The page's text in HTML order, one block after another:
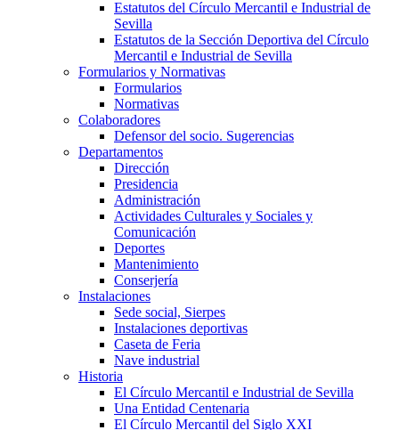
Estatutos del Círculo Mercantil e Industrial de
Sevilla
Estatutos de la Sección Deportiva del Círculo
Mercantil e Industrial de Sevilla
Formularios y Normativas
Formularios
Normativas
Colaboradores
Defensor del socio. Sugerencias
Departamentos
Dirección
Presidencia
Administración
Actividades Culturales y Sociales y
Comunicación
Deportes
Mantenimiento
Conserjería
Instalaciones
Sede social, Sierpes
Instalaciones deportivas
Caseta de Feria
Nave industrial
Historia
El Círculo Mercantil e Industrial de Sevilla
Una Entidad Centenaria
El Círculo Mercantil del Siglo XXI